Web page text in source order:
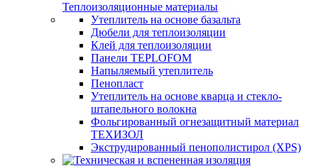
Теплоизоляционные материалы
Утеплитель на основе базальта
Дюбели для теплоизоляции
Клей для теплоизоляции
Панели TEPLOFOM
Напыляемый утеплитель
Пенопласт
Утеплитель на основе кварца и стекло-
штапельного волокна
Фольгированный огнезащитный материал
ТЕХИЗОЛ
Экструдированный пенополистирол (XPS)